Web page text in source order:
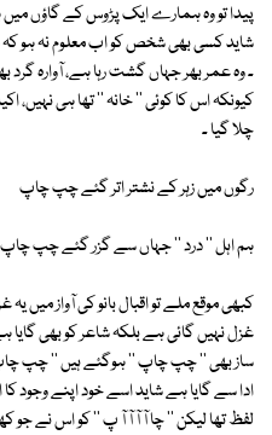
پیدا تو وہ ہمارے ایک پڑوس کے گاؤں میں
شاید کسی بھی شخص کو اب معلوم نہ ہو کہ
۔ وہ عمر بھر جہاں گشت رہا ہے، آوارہ
کیونکہ اس کا کوئی '' خانہ '' تھا ہی نہیں،
چلا گیا ۔
رگوں میں زہر کے نشتر اتر گئے چپ چاپ
ہم اہل '' درد '' جہاں سے گزر گئے چپ چاپ
کبھی موقع ملے تو اقبال بانو کی آواز
غزل نہیں گائی ہے بلکہ شاعر کو بھی
ساز بھی '' چپ چاپ '' ہوگئے ہیں '' چپ
ادا سے گایا ہے شاید اسے خود اپنے وجود
لفظ تھا لیکن '' چا آ آ آ آ پ '' کو اس نے جو